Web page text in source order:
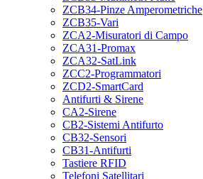
ZCB34-Pinze Amperometriche
ZCB35-Vari
ZCA2-Misuratori di Campo
ZCA31-Promax
ZCA32-SatLink
ZCC2-Programmatori
ZCD2-SmartCard
Antifurti & Sirene
CA2-Sirene
CB2-Sistemi Antifurto
CB32-Sensori
CB31-Antifurti
Tastiere RFID
Telefoni Satellitari